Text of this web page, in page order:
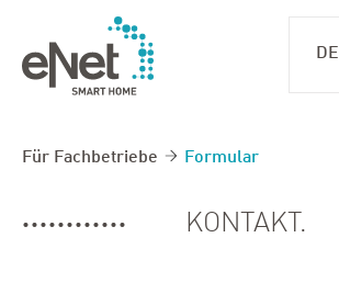
DE
Für Fachbetriebe Formular
KONTAKT.